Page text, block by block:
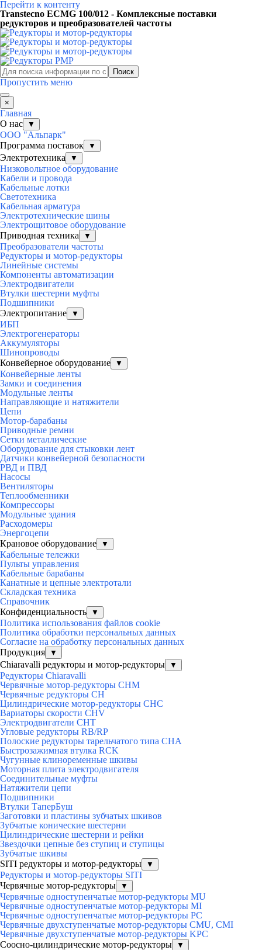
Перейти к контенту
Transtecno ECMG 100/012 - Комплексные поставки
редукторов и преобразователей частоты
Поиск
Пропустить меню
×
Главная
О нас
▼
ООО "Альпарк"
Программа поставок
▼
Электротехника ▼
Низковольтное оборудование
Кабели и провода
Кабельные лотки
Светотехника
Кабельная арматура
Электротехнические шины
Электрощитовое оборудование
Приводная техника
▼
Преобразователи частоты
Редукторы и мотор-редукторы
Линейные системы
Компоненты автоматизации
Электродвигатели
Втулки шестерни муфты
Подшипники
Электропитание
▼
ИБП
Электрогенераторы
Аккумуляторы
Шинопроводы
Конвейерное оборудование
▼
Конвейерные ленты
Замки и соединения
Модульные ленты
Направляющие и натяжители
Цепи
Мотор-барабаны
Приводные ремни
Сетки металлические
Оборудование для стыковки лент
Датчики конвейерной безопасности
РВД и ПВД
Насосы
Вентиляторы
Теплообменники
Компрессоры
Модульные здания
Расходомеры
Энергоцепи
Крановое оборудование
▼
Кабельные тележки
Пульты управления
Кабельные барабаны
Канатные и цепные электротали
Складская техника
Справочник
Конфиденциальность
▼
Политика использования файлов cookie
Политика обработки персональных данных
Согласие на обработку персональных данных
Продукция
▼
Chiaravalli редукторы и мотор-редукторы ▼
Редукторы Chiaravalli
Червячные мотор-редукторы CHM
Червячные редукторы CH
Цилиндрические мотор-редукторы CHC
Вариаторы скорости CHV
Электродвигатели CHT
Угловые редукторы RB/RP
Полоские редукторы тарельчатого типа CHA
Быстрозажимная втулка RCK
Чугунные клиноременные шкивы
Моторная плита электродвигателя
Соединительные муфты
Натяжители цепи
Подшипники
Втулки ТаперБуш
Заготовки и пластины зубчатых шкивов
Зубчатые конические шестерни
Цилиндрические шестерни и рейки
Звездочки цепные без ступиц и ступицы
Зубчатые шкивы
SITI редукторы и мотор-редукторы
▼
Редукторы и мотор-редукторы SITI
Червячные мотор-редукторы
▼
Червячные одноступенчатые мотор-редукторы MU
Червячные одноступенчатые мотор-редукторы MI
Червячные одноступенчатые мотор-редукторы PC
Червячные двухступенчатые мотор-редукторы CMU, CMI
Червячные двухступенчатые мотор-редукторы KPC
Соосно-цилиндрические мотор-редукторы
▼